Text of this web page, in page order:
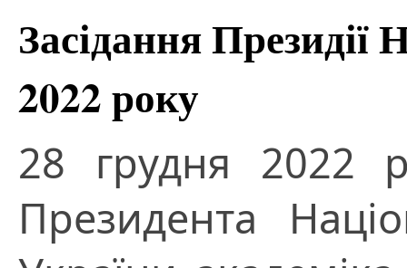
Засідання
2022 року
28 грудня 2022
Президента